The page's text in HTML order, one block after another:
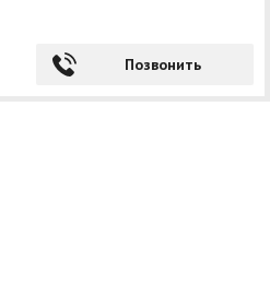
Позвонить